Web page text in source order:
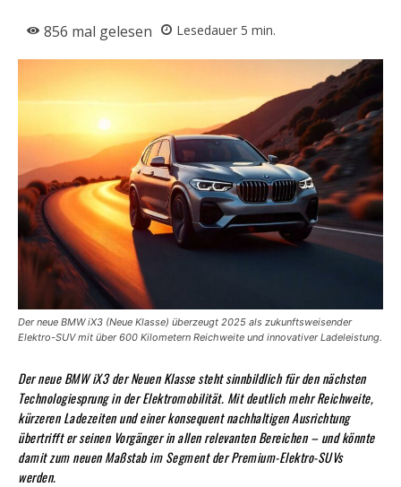
856 mal gelesen Lesedauer 5 min.
Der neue BMW iX3 (Neue Klasse) überzeugt 2025 als zukunftsweisender
Elektro-SUV mit über 600 Kilometern Reichweite und innovativer Ladeleistung.
Der neue BMW iX3 der Neuen Klasse steht sinnbildlich für den nächsten
Technologiesprung in der Elektromobilität. Mit deutlich mehr Reichweite,
kürzeren Ladezeiten und einer konsequent nachhaltigen Ausrichtung
übertrifft er seinen Vorgänger in allen relevanten Bereichen – und könnte
damit zum neuen Maßstab im Segment der Premium-Elektro-SUVs
werden.